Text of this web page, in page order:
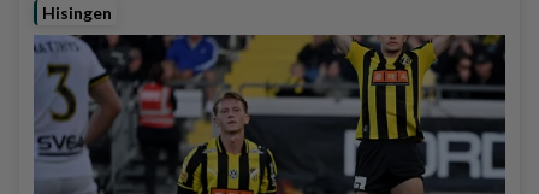
Hisingen